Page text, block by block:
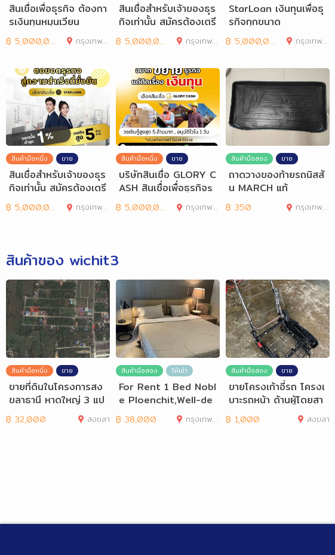
สินเชื่อเพื่อธุรกิจ ต้องกา
รเงินทุนหมุนเวียน
฿ 5,000,000 กรุงเทพมหานคร
สินเชื่อสำหรับเจ้าของธุร
กิจเท่านั้น สมัครต้องเตรี
ยมเอกสารอะ
฿ 5,000,000 กรุงเทพมหานคร
StarLoan เงินทุนเพื่อธุ
รกิจทุกขนาด
฿ 5,000,000 กรุงเทพมหานคร
สินค้ามือหนึ่ง ขาย
สินเชื่อสำหรับเจ้าของธุร
กิจเท่านั้น สมัครต้องเตรี
ยมเอกสารอะ
฿ 5,000,000 กรุงเทพมหานคร
สินค้ามือหนึ่ง ขาย
บริษัทสินเชื่อ GLORY C
ASH สินเชื่อเพื่อธุรกิจs
me อนุมัตไว ร
฿ 5,000,000 กรุงเทพมหานคร
สินค้ามือสอง ขาย
ถาดวางของท้ายรถนิสสั
น MARCH แท้
฿ 350 กรุงเทพมหานคร
สินค้าของ wichit3
สินค้ามือหนึ่ง ขาย
ขายที่ดินในโครงการสง
ขลาธานี หาดใหญ่ 3 แป
ลงติดกันรวม 270 ตร
ว.
฿ 32,000 สงขลา
สินค้ามือสอง ให้เช่า
For Rent 1 Bed Nobl
e Ploenchit,Well-de
corated unit.
฿ 38,000 กรุงเทพมหานคร
สินค้ามือสอง ขาย
ขายโครงเก้าอี้รถ โครงเ
บาะรถหน้า ด้านผู้โดยสา
ร มือสองแคปติว่า
฿ 1,000 สงขลา